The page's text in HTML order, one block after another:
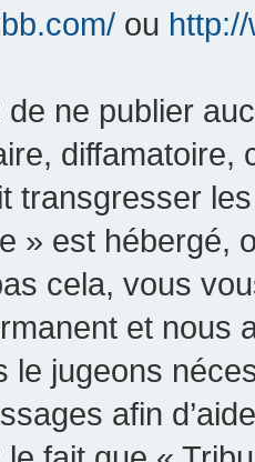
ou
ne publier
diffamatoire,
transgresser
» est hébergé,
cela, vous
et nous
le jugeons
afin